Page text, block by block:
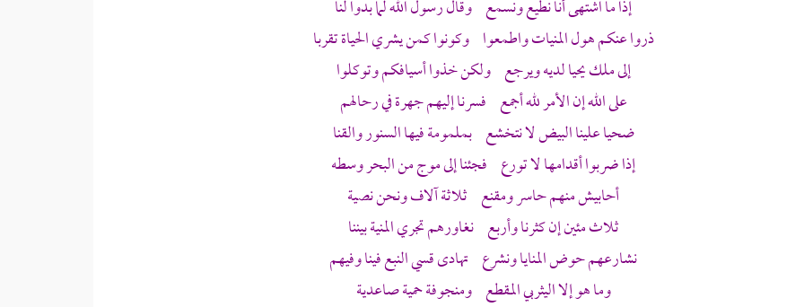
إذا ما اشتهى أنا نطيع ونسمع وقال رسول الله لما بدوا لنا
ذروا عنكم هول المنيات واطمعوا وكونوا كمن يشري الحياة تقربا
إلى ملك يحيا لديه ويرجع ولكن خذوا أسيافكم وتوكلوا
على الله إن الأمر لله أجمع فسرنا إليهم جهرة في رحالهم
ضحيا علينا البيض لا نتخشع بملمومة فيها السنور والقنا
إذا ضربوا أقدامها لا تورع فجئنا إلى موج من البحر وسطه
أحابيش منهم حاسر ومقنع ثلاثة آلاف ونحن نصية
ثلاث مئين إن كثرنا وأربع نغاورهم تجري المنية بيننا
نشارعهم حوض المنايا ونشرع تهادى قسي النبع فينا وفيهم
وما هو إلا اليثربي المقطع ومنجوفة حمية صاعدية